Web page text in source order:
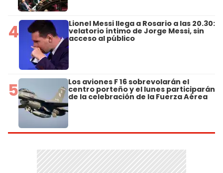
4 Lionel Messi llega a Rosario a las 20.30:
velatorio íntimo de Jorge Messi, sin
acceso al público
5 Los aviones F 16 sobrevolarán el
centro porteño y el lunes participarán
de la celebración de la Fuerza Aérea